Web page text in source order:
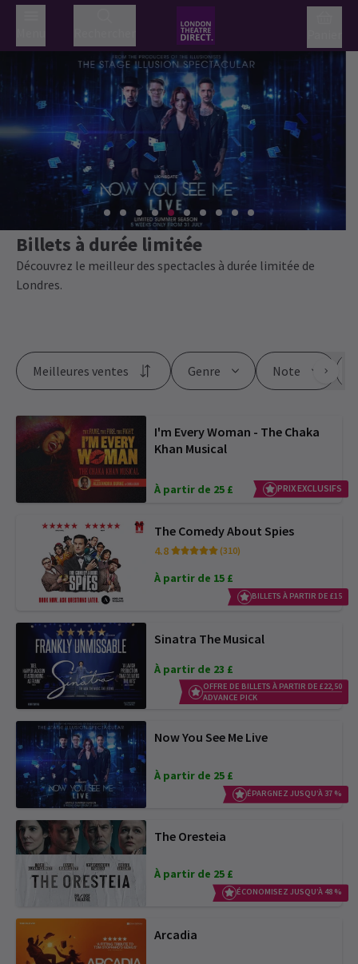
Billets à durée limitée
Découvrez le meilleur des spectacles à durée limitée de
Londres.
Genre Note
Meilleures ventes
I'm Every Woman - The Chaka
Khan Musical
À partir de 25 £ PRIX EXCLUSIFS
The Comedy About Spies
4.8 (310)
À partir de 15 £
BILLETS À PARTIR DE £15
Sinatra The Musical
À partir de 23 £
OFFRE DE BILLETS À PARTIR DE £22,50
ADVANCE PICK
Now You See Me Live
À partir de 25 £
ÉPARGNEZ JUSQU’À 37 %
The Oresteia
À partir de 25 £
ÉCONOMISEZ JUSQU’À 48 %
Arcadia